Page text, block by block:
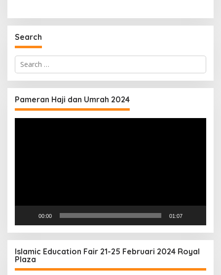
Search
Search
for:
Pameran Haji dan Umrah 2024
00:00 01:07
Islamic Education Fair 21-25 Februari 2024 Royal
Plaza